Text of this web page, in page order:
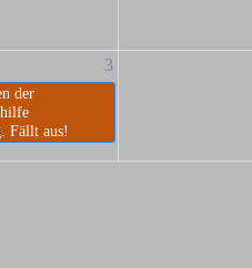
3
der
Fällt aus!